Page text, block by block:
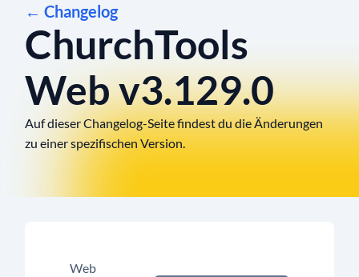
← Changelog
ChurchTools
Web v3.129.0
Auf dieser Changelog-Seite findest du die Änderungen
zu einer spezifischen Version.
Web